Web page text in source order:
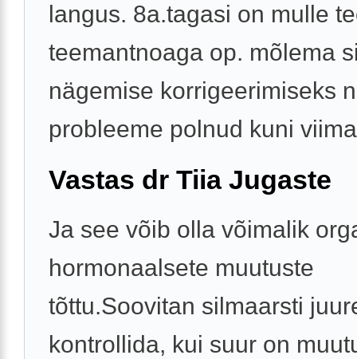
langus. 8a.tagasi on mulle
teemantnoaga op. mõlema
nägemise korrigeerimiseks
probleeme polnud kuni
Vastas dr Tiia Jugaste
Ja see võib olla võimalik
hormonaalsete muutuste
tõttu.Soovitan silmaarsti
kontrollida, kui suur on